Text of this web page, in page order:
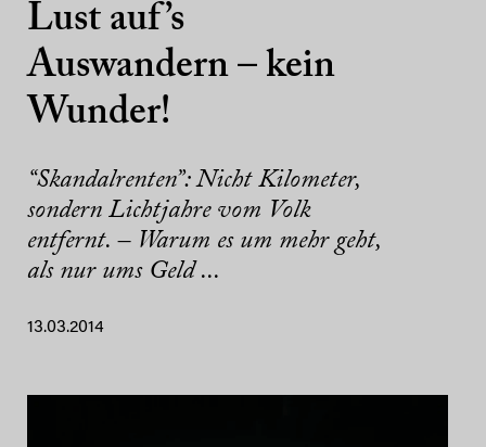
Lust auf’s
Auswandern – kein
Wunder!
“Skandalrenten”: Nicht Kilometer,
sondern Lichtjahre vom Volk
entfernt. – Warum es um mehr geht,
als nur ums Geld ...
13.03.2014